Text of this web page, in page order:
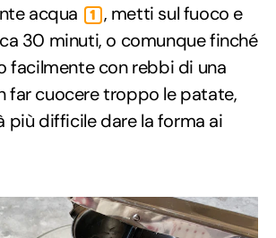
acqua
1 , metti sul fuoco e
30 minuti, o comunque finché
facilmente con rebbi di una
far cuocere troppo le patate,
più difficile dare la forma ai